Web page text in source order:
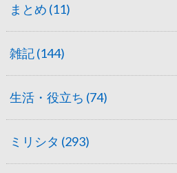
まとめ (11)
雑記(144)
生活・役立ち (74)
ミリシタ (293)